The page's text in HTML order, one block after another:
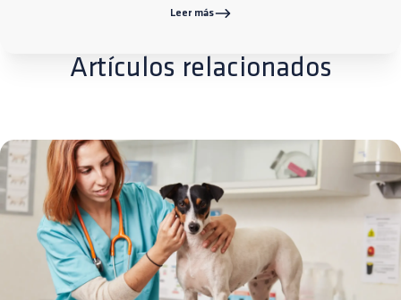
Leer más
Artículos relacionados